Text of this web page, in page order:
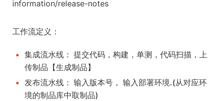
information/release-notes
工作流定义：
集成流水线： 提交代码，构建，单测，代码扫描，上
传制品【生成制品】
发布流水线： 输入版本号， 输入部署环境.(从对应环
境的制品库中取制品)